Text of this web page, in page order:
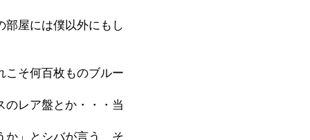
屋には僕以外にもし
そ何百枚ものブルー
のレア盤とか・・・当
か」とシバが言う そ